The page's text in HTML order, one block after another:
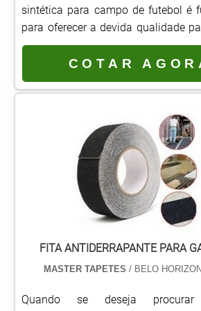
ótima qualidade e excelente custo-
diferenciando dentro de seu
empresa que tem sido
que faz, comprovando sua
melhor aos clientes no mercado..
sintética para campo de futebol é
para oferecer a devida qualidade
de esportes.Por estar dentro
padrões de qualidade exigidos, o
sintética é muito mais vantajoso
um gramado natural. Para a
estudos comprovam que
sintética de alta qualidade,
COTAR
FITA ANTIDERRAPANTE PARA
MASTER TAPETES / BELO
Quando se deseja